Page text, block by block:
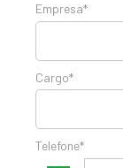
Empresa*
Cargo*
Telefone*